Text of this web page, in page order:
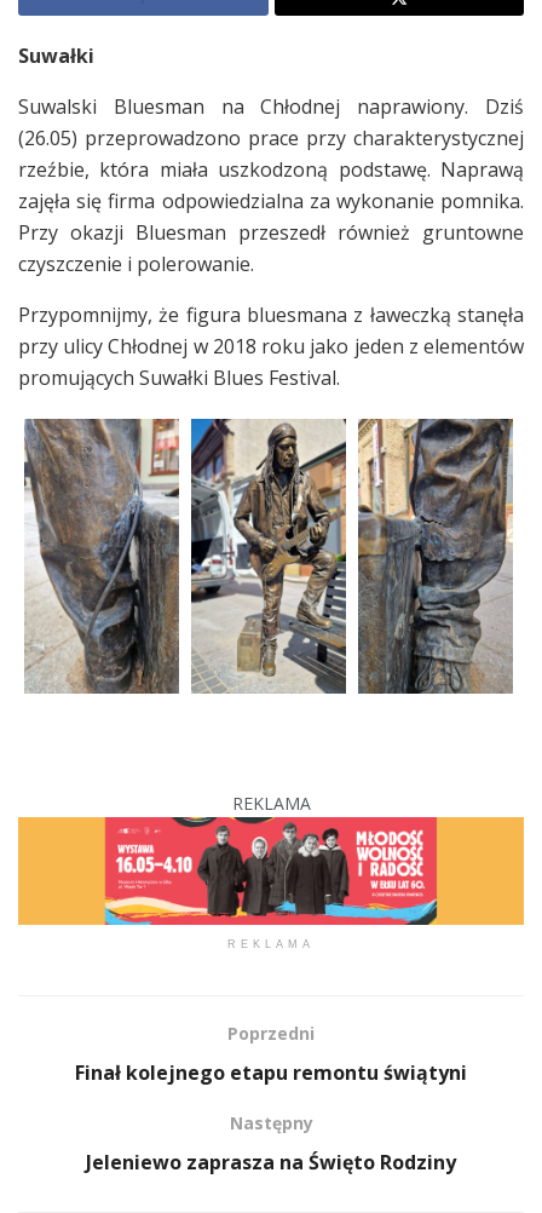
Suwałki
Suwalski Bluesman na Chłodnej naprawiony. Dziś
(26.05) przeprowadzono prace przy charakterystycznej
rzeźbie, która miała uszkodzoną podstawę. Naprawą
zajęła się firma odpowiedzialna za wykonanie pomnika.
Przy okazji Bluesman przeszedł również gruntowne
czyszczenie i polerowanie.
Przypomnijmy, że figura bluesmana z ławeczką stanęła
przy ulicy Chłodnej w 2018 roku jako jeden z elementów
promujących Suwałki Blues Festival.
REKLAMA
REKLAMA
Poprzedni
Finał kolejnego etapu remontu świątyni
Następny
Jeleniewo zaprasza na Święto Rodziny